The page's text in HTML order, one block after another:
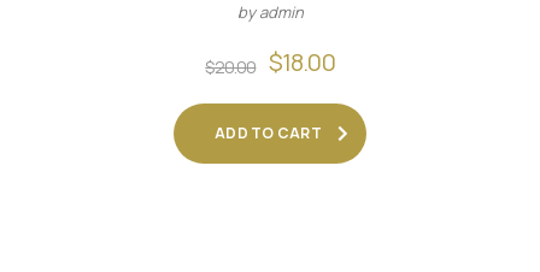
by admin
$20.00 $18.00
ADD TO CART